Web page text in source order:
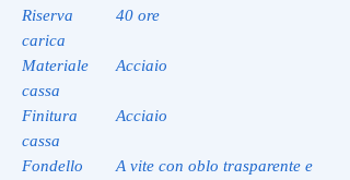
Riserva
carica
40 ore
Materiale
cassa
Acciaio
Finitura
cassa
Acciaio
Fondello
A vite con oblo trasparente e